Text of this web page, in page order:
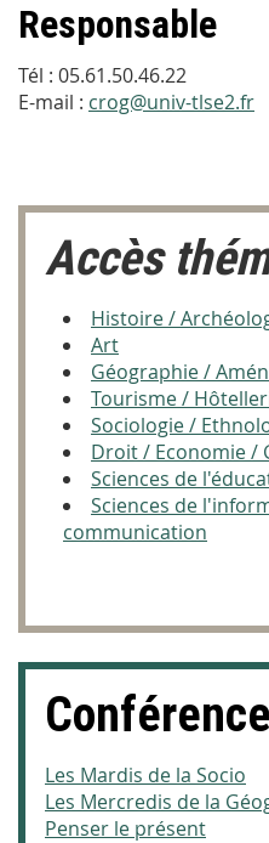
Responsable
Tél : 05.61.50.46.22
E-mail : crog@univ-tlse2.fr
Accès
Histoire /
Art
Géographie /
Tourisme /
Sociologie /
Droit / Economie /
Sciences de
Sciences de
communication
Les Mardis de la Socio
Les Mercredis de la
Penser le présent